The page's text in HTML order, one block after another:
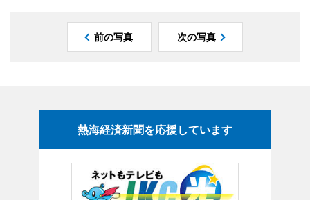
前の写真 次の写真
熱海経済新聞を応援しています